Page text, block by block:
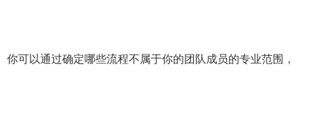
你可以通过确定哪些流程不属于你的团队成员的专业范围，